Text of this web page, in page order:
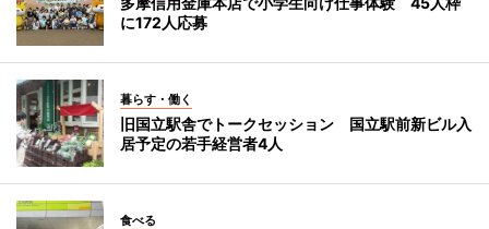
に172人応募
暮らす・働く
旧国立駅舎でトークセッション 国立駅前新ビル入
居予定の若手経営者4人
食べる